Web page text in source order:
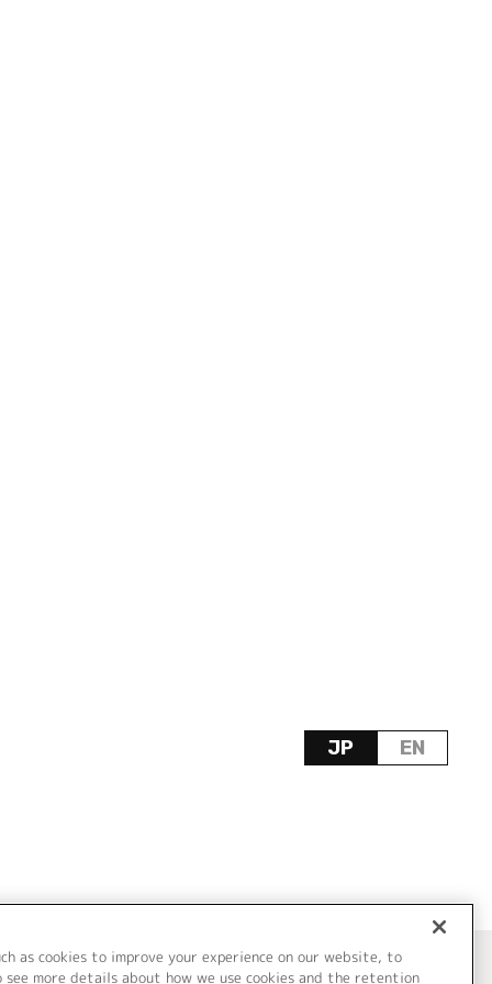
JP EN
as cookies to improve your experience on our website, to
see more details about how we use cookies and the retention